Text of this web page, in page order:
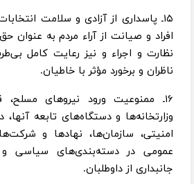
۱۵ـ پاسداری از آزادی و سلامت
افراد و صیانت از آراء مردم به عنوان
نظارت و اجراء و نیز رعایت کامل
ناظران و برخورد مؤثر با خاطیان.
۱۶ـ ممنوعیت ورود نیروهای
وزارتخانه‌ها و دستگاه‌های تابعه
امنیتی، سازمان‌ها، نهادها و
عمومی در دسته‌بندی‌های سیاسی و
جانبداری از داوطلبان.